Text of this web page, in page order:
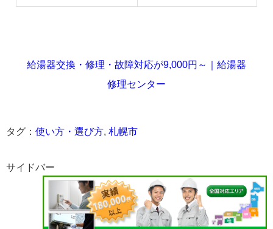
給湯器交換・修理・故障対応が9,000円～｜給湯器
修理センター
タグ： 使い方・選び方, 札幌市
サイドバー